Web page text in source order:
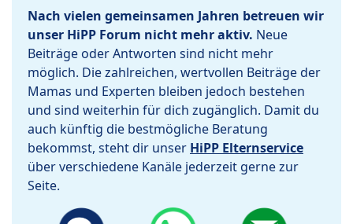
Nach vielen gemeinsamen Jahren betreuen wir
unser HiPP Forum nicht mehr aktiv. Neue
Beiträge oder Antworten sind nicht mehr
möglich. Die zahlreichen, wertvollen Beiträge der
Mamas und Experten bleiben jedoch bestehen
und sind weiterhin für dich zugänglich. Damit du
auch künftig die bestmögliche Beratung
bekommst, steht dir unser HiPP Elternservice
über verschiedene Kanäle jederzeit gerne zur
Seite.